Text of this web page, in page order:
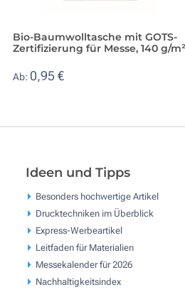
Bio-Baumwolltasche mit GOTS-
Zertifizierung für Messe, 140 g/m²
Ab: 0,95 €
Ideen und Tipps
Besonders hochwertige Artikel
Drucktechniken im Überblick
Express-Werbeartikel
Leitfaden für Materialien
Messekalender für 2026
Nachhaltigkeitsindex